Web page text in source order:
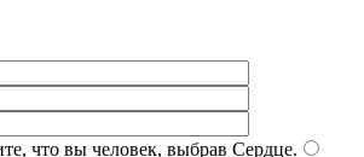
что вы человек, выбрав Сердце.